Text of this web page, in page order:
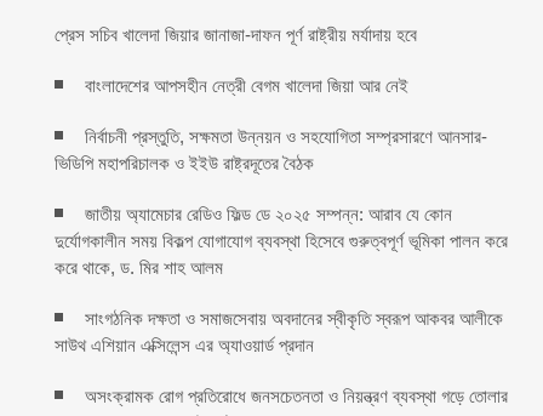
প্রেস সচিব খালেদা জিয়ার জানাজা-দাফন পূর্ণ রাষ্ট্রীয় মর্যাদায় হবে
বাংলাদেশের আপসহীন নেত্রী বেগম খালেদা জিয়া আর নেই
নির্বাচনী প্রস্তুতি, সক্ষমতা উন্নয়ন ও সহযোগিতা সম্প্রসারণে আনসার-
ভিডিপি মহাপরিচালক ও ইইউ রাষ্ট্রদূতের বৈঠক
জাতীয় অ্যামেচার রেডিও ফিল্ড ডে ২০২৫ সম্পন্ন: আরাব যে কোন
দুর্যোগকালীন সময় বিকল্প যোগাযোগ ব্যবস্থা হিসেবে গুরুত্বপূর্ণ ভূমিকা পালন করে
করে থাকে, ড. মির শাহ আলম
সাংগঠনিক দক্ষতা ও সমাজসেবায় অবদানের স্বীকৃতি স্বরূপ আকবর আলীকে
সাউথ এশিয়ান এক্সিলেন্স এর অ্যাওয়ার্ড প্রদান
অসংক্রামক রোগ প্রতিরোধে জনসচেতনতা ও নিয়ন্ত্রণ ব্যবস্থা গড়ে তোলার